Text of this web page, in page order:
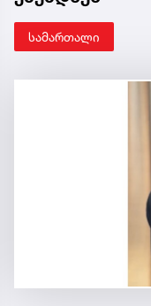
სამართალი